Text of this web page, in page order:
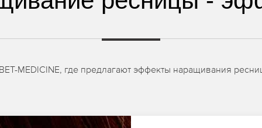
MEDICINE, где предлагают эффекты наращивания